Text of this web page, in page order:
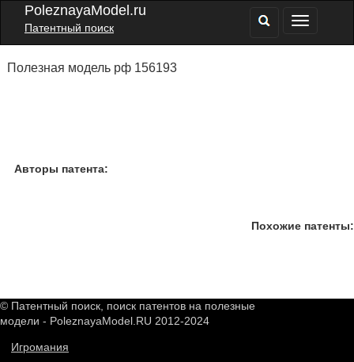
PoleznayaModel.ru
Патентный поиск
Полезная модель рф 156193
Авторы патента:
Похожие патенты:
© Патентный поиск, поиск патентов на полезные
модели - PoleznayaModel.RU 2012-2024
Игромания